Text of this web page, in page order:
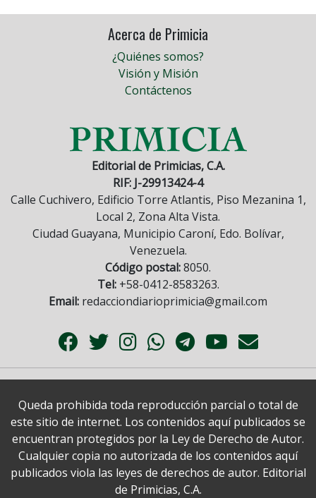
Acerca de Primicia
¿Quiénes somos?
Visión y Misión
Contáctenos
Editorial de Primicias, C.A.
RIF: J-29913424-4
Calle Cuchivero, Edificio Torre Atlantis, Piso Mezanina 1,
Local 2, Zona Alta Vista.
Ciudad Guayana, Municipio Caroní, Edo. Bolívar,
Venezuela.
Código postal:8050.
Tel:+58-0412-8583263.
Email: redacciondiarioprimicia@gmail.com
Queda prohibida toda reproducción parcial o total de
este sitio de internet. Los contenidos aquí publicados se
encuentran protegidos por la Ley de Derecho de Autor.
Cualquier copia no autorizada de los contenidos aquí
publicados viola las leyes de derechos de autor. Editorial
de Primicias, C.A.